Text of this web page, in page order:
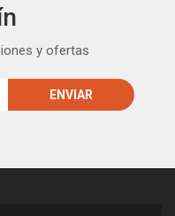
y ofertas